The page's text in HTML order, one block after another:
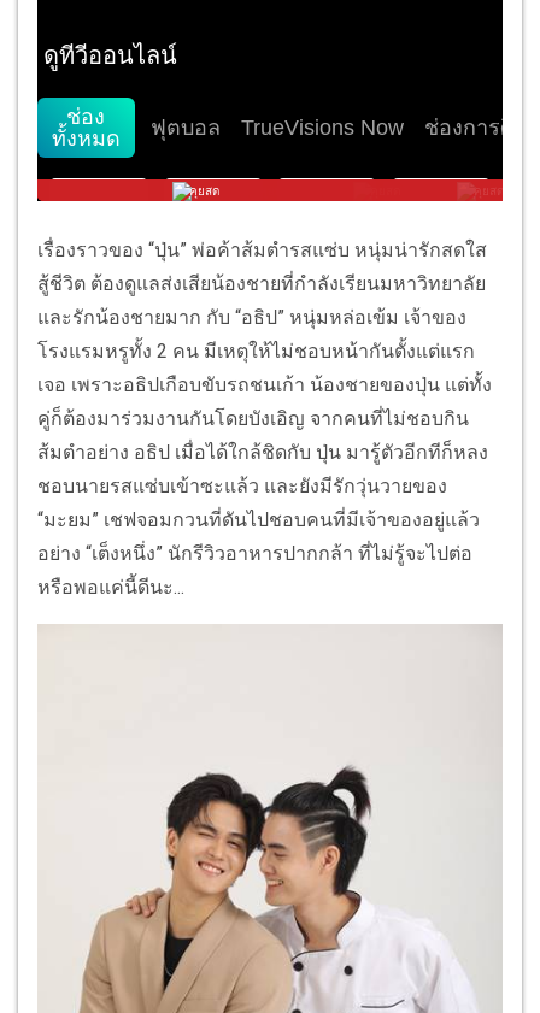
เรื่องราวของ “ปุ่น” พ่อค้าส้มตำรสแซ่บ หนุ่มน่ารักสดใส
สู้ชีวิต ต้องดูแลส่งเสียน้องชายที่กำลังเรียนมหาวิทยาลัย
และรักน้องชายมาก กับ “อธิป” หนุ่มหล่อเข้ม เจ้าของ
โรงแรมหรูทั้ง 2 คน มีเหตุให้ไม่ชอบหน้ากันตั้งแต่แรก
เจอ เพราะอธิปเกือบขับรถชนเก้า น้องชายของปุ่น แต่ทั้ง
คู่ก็ต้องมาร่วมงานกันโดยบังเอิญ จากคนที่ไม่ชอบกิน
ส้มตำอย่าง อธิป เมื่อได้ใกล้ชิดกับ ปุ่น มารู้ตัวอีกทีก็หลง
ชอบนายรสแซ่บเข้าซะแล้ว และยังมีรักวุ่นวายของ
“มะยม” เชฟจอมกวนที่ดันไปชอบคนที่มีเจ้าของอยู่แล้ว
อย่าง “เต็งหนึ่ง” นักรีวิวอาหารปากกล้า ที่ไม่รู้จะไปต่อ
หรือพอแค่นี้ดีนะ...